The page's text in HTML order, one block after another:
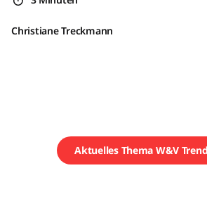
Christiane Treckmann
Aktuelles Thema W&V